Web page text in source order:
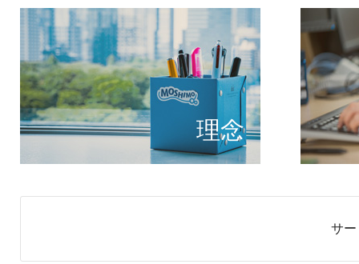
理念
個のチ
もしもが描く未
サ